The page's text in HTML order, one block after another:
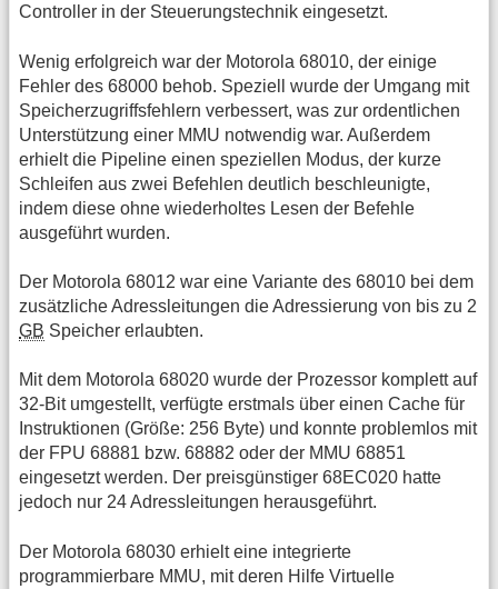
Controller in der Steuerungstechnik eingesetzt.
Wenig erfolgreich war der Motorola 68010, der einige
Fehler des 68000 behob. Speziell wurde der Umgang mit
Speicherzugriffsfehlern verbessert, was zur ordentlichen
Unterstützung einer MMU notwendig war. Außerdem
erhielt die Pipeline einen speziellen Modus, der kurze
Schleifen aus zwei Befehlen deutlich beschleunigte,
indem diese ohne wiederholtes Lesen der Befehle
ausgeführt wurden.
Der Motorola 68012 war eine Variante des 68010 bei dem
zusätzliche Adressleitungen die Adressierung von bis zu 2
GB Speicher erlaubten.
Mit dem Motorola 68020 wurde der Prozessor komplett auf
32-Bit umgestellt, verfügte erstmals über einen Cache für
Instruktionen (Größe: 256 Byte) und konnte problemlos mit
der FPU 68881 bzw. 68882 oder der MMU 68851
eingesetzt werden. Der preisgünstiger 68EC020 hatte
jedoch nur 24 Adressleitungen herausgeführt.
Der Motorola 68030 erhielt eine integrierte
programmierbare MMU, mit deren Hilfe Virtuelle